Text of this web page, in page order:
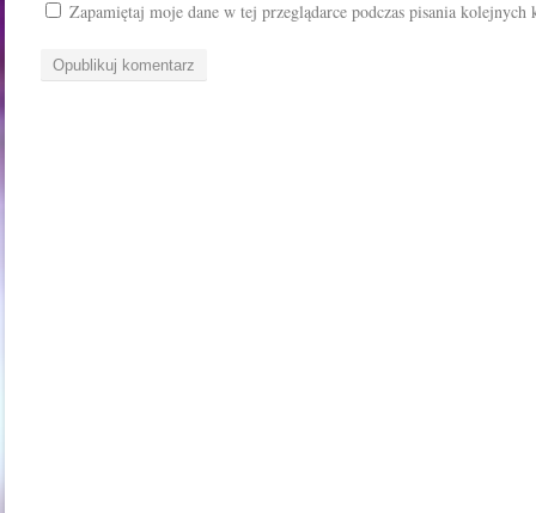
Zapamiętaj moje dane w tej przeglądarce podczas pisania kolejnych